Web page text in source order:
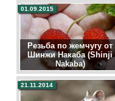
Резьба по жемчугу от
Шинжи Накаба (Shinji
Nakaba)
01.09.2015
21.11.2014